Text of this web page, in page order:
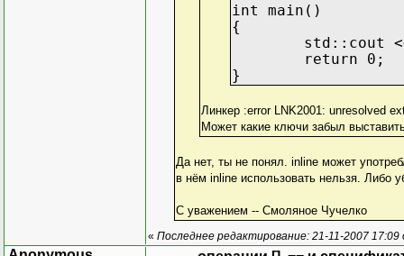
int main()
{
std::cout
return 0;
}
Линкер :error LNK2001: unresolved
Может какие ключи забыл
Да нет, ты не понял. inline может
в нём inline использовать нельзя. Либо
С уважением -- Смоляное Чучелко
« Последнее редактирование: 21-11-2007 17:09